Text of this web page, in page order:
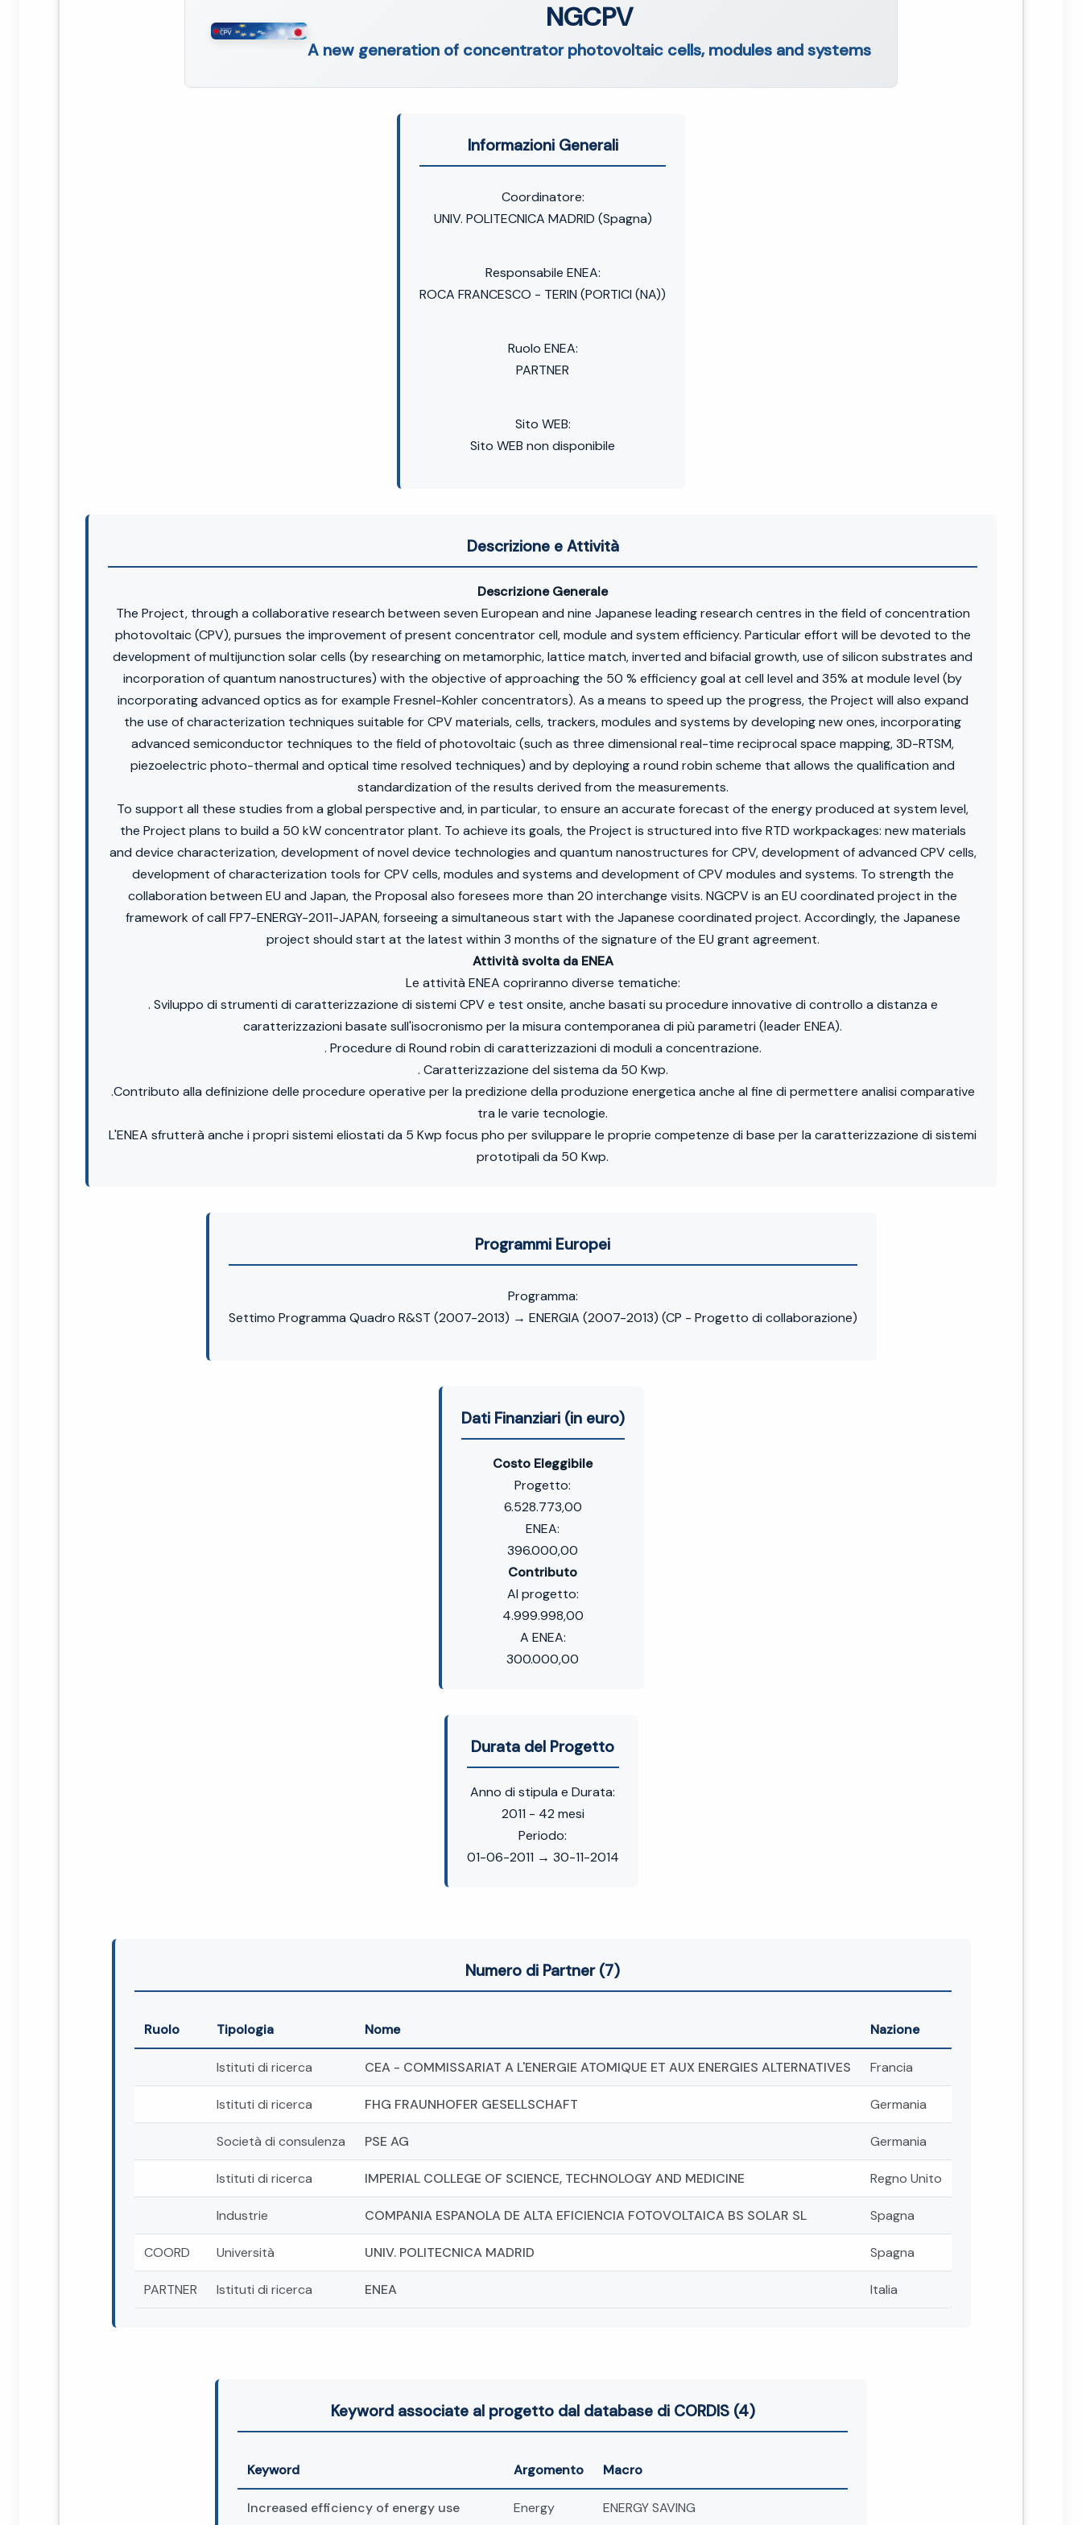
NGCPV
A new generation of concentrator photovoltaic cells, modules and systems
Informazioni Generali
Coordinatore:
UNIV. POLITECNICA MADRID (Spagna)
Responsabile ENEA:
ROCA FRANCESCO - TERIN (PORTICI (NA))
Ruolo ENEA:
PARTNER
Sito WEB:
Sito WEB non disponibile
Descrizione e Attività
Descrizione Generale
The Project, through a collaborative research between seven European and nine Japanese leading research centres in the field of concentration
photovoltaic (CPV), pursues the improvement of present concentrator cell, module and system efficiency. Particular effort will be devoted to the
development of multijunction solar cells (by researching on metamorphic, lattice match, inverted and bifacial growth, use of silicon substrates and
incorporation of quantum nanostructures) with the objective of approaching the 50 % efficiency goal at cell level and 35% at module level (by
incorporating advanced optics as for example Fresnel-Kohler concentrators). As a means to speed up the progress, the Project will also expand
the use of characterization techniques suitable for CPV materials, cells, trackers, modules and systems by developing new ones, incorporating
advanced semiconductor techniques to the field of photovoltaic (such as three dimensional real-time reciprocal space mapping, 3D-RTSM,
piezoelectric photo-thermal and optical time resolved techniques) and by deploying a round robin scheme that allows the qualification and
standardization of the results derived from the measurements.
To support all these studies from a global perspective and, in particular, to ensure an accurate forecast of the energy produced at system level,
the Project plans to build a 50 kW concentrator plant. To achieve its goals, the Project is structured into five RTD workpackages: new materials
and device characterization, development of novel device technologies and quantum nanostructures for CPV, development of advanced CPV cells,
development of characterization tools for CPV cells, modules and systems and development of CPV modules and systems. To strength the
collaboration between EU and Japan, the Proposal also foresees more than 20 interchange visits. NGCPV is an EU coordinated project in the
framework of call FP7-ENERGY-2011-JAPAN, forseeing a simultaneous start with the Japanese coordinated project. Accordingly, the Japanese
project should start at the latest within 3 months of the signature of the EU grant agreement.
Attività svolta da ENEA
Le attività ENEA copriranno diverse tematiche:
. Sviluppo di strumenti di caratterizzazione di sistemi CPV e test onsite, anche basati su procedure innovative di controllo a distanza e
caratterizzazioni basate sull'isocronismo per la misura contemporanea di più parametri (leader ENEA).
. Procedure di Round robin di caratterizzazioni di moduli a concentrazione.
. Caratterizzazione del sistema da 50 Kwp.
.Contributo alla definizione delle procedure operative per la predizione della produzione energetica anche al fine di permettere analisi comparative
tra le varie tecnologie.
L'ENEA sfrutterà anche i propri sistemi eliostati da 5 Kwp focus pho per sviluppare le proprie competenze di base per la caratterizzazione di sistemi
prototipali da 50 Kwp.
Programmi Europei
Programma:
Settimo Programma Quadro R&ST (2007-2013) → ENERGIA (2007-2013) (CP - Progetto di collaborazione)
Dati Finanziari (in euro)
Costo Eleggibile
Progetto:
6.528.773,00
ENEA:
396.000,00
Contributo
Al progetto:
4.999.998,00
A ENEA:
300.000,00
Durata del Progetto
Anno di stipula e Durata:
2011 - 42 mesi
Periodo:
01-06-2011 → 30-11-2014
Numero di Partner (7)
Ruolo Tipologia Nome Nazione
Istituti di ricerca CEA - COMMISSARIAT A L'ENERGIE ATOMIQUE ET AUX ENERGIES ALTERNATIVES Francia
Istituti di ricerca FHG FRAUNHOFER GESELLSCHAFT Germania
Società di consulenza PSE AG Germania
Istituti di ricerca IMPERIAL COLLEGE OF SCIENCE, TECHNOLOGY AND MEDICINE Regno Unito
Industrie COMPANIA ESPANOLA DE ALTA EFICIENCIA FOTOVOLTAICA BS SOLAR SL Spagna
COORD Università UNIV. POLITECNICA MADRID Spagna
PARTNER Istituti di ricerca ENEA Italia
Keyword associate al progetto dal database di CORDIS (4)
Keyword Argomento Macro
Increased efficiency of energy use Energy ENERGY SAVING